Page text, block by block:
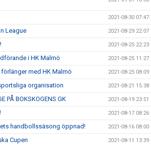
2021-08-30 07:47
League 2021-08-29 22:07
2021-08-25 22:23
i HK Malmö 2021-08-25 11:27
med HK Malmö 2021-08-25 08:09
organisation 2021-08-21 15:38
PÅ BOKSKOGENS GK 2021-08-19 23:51
2021-08-17 08:26
handbollssäsong öppnad! 2021-08-16 08:00
Cupen 2021-08-11 13:39